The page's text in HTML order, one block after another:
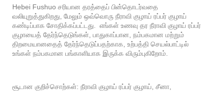
Hebei Fushuo சரியான தரத்தைப் பின்தொடர்வதை
வலியுறுத்துகிறது, மேலும் ஒவ்வொரு நீராவி குழாய் ரப்பர் குழாய்
கண்டிப்பாக சோதிக்கப்பட்டது. எங்கள் உணவு தர நீராவி குழாய் ரப்பர்
குழாயைத் தேர்ந்தெடுங்கள், பாதுகாப்பான, நம்பகமான மற்றும்
திறமையானதைத் தேர்ந்தெடுப்பதற்காக, உற்பத்தி செயல்பாட்டில்
உங்கள் நம்பகமான பங்காளியாக இருக்க விரும்புகிறோம்.
சூடான குறிச்சொற்கள்: நீராவி குழாய் ரப்பர் குழாய், சீனா,